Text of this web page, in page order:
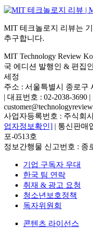
MIT 테크놀로지 리뷰는
추구합니다.
MIT Technology Review
국 에디션 발행인 & 편집
세정
주소 : 서울특별시 종로구
| 대표번호 : 02-2038-3690
사업자등록번호 : 주식회
업자정보확인] | 통신판매
포-0513호
정보간행물 신고번호 : 종
기업 구독자 우대
한국 팀 연락
취재 & 광고 요청
청소년보호정책
독자위원회
콘텐츠 라이선스